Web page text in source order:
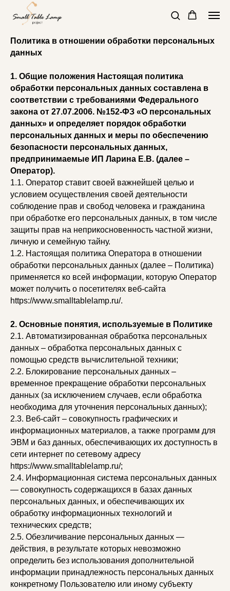
Политика в отношении обработки персональных
данных
1. Общие положения Настоящая политика
обработки персональных данных составлена в
соответствии с требованиями Федерального
закона от 27.07.2006. №152-ФЗ «О персональных
данных» и определяет порядок обработки
персональных данных и меры по обеспечению
безопасности персональных данных,
предпринимаемые ИП Ларина Е.В. (далее –
Оператор).
1.1. Оператор ставит своей важнейшей целью и
условием осуществления своей деятельности
соблюдение прав и свобод человека и гражданина
при обработке его персональных данных, в том числе
защиты прав на неприкосновенность частной жизни,
личную и семейную тайну.
1.2. Настоящая политика Оператора в отношении
обработки персональных данных (далее – Политика)
применяется ко всей информации, которую Оператор
может получить о посетителях веб-сайта
https://www.smalltablelamp.ru/.
2. Основные понятия, используемые в Политике
2.1. Автоматизированная обработка персональных
данных – обработка персональных данных с
помощью средств вычислительной техники;
2.2. Блокирование персональных данных –
временное прекращение обработки персональных
данных (за исключением случаев, если обработка
необходима для уточнения персональных данных);
2.3. Веб-сайт – совокупность графических и
информационных материалов, а также программ для
ЭВМ и баз данных, обеспечивающих их доступность в
сети интернет по сетевому адресу
https://www.smalltablelamp.ru/;
2.4. Информационная система персональных данных
— совокупность содержащихся в базах данных
персональных данных, и обеспечивающих их
обработку информационных технологий и
технических средств;
2.5. Обезличивание персональных данных —
действия, в результате которых невозможно
определить без использования дополнительной
информации принадлежность персональных данных
конкретному Пользователю или иному субъекту